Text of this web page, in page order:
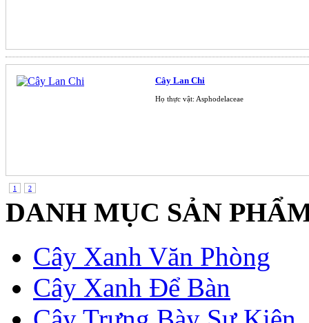
Cây Lan Chi
Họ thực vật: Asphodelaceae
1 2
DANH MỤC SẢN
Cây Xanh Văn Phòng
Cây Xanh Để Bàn